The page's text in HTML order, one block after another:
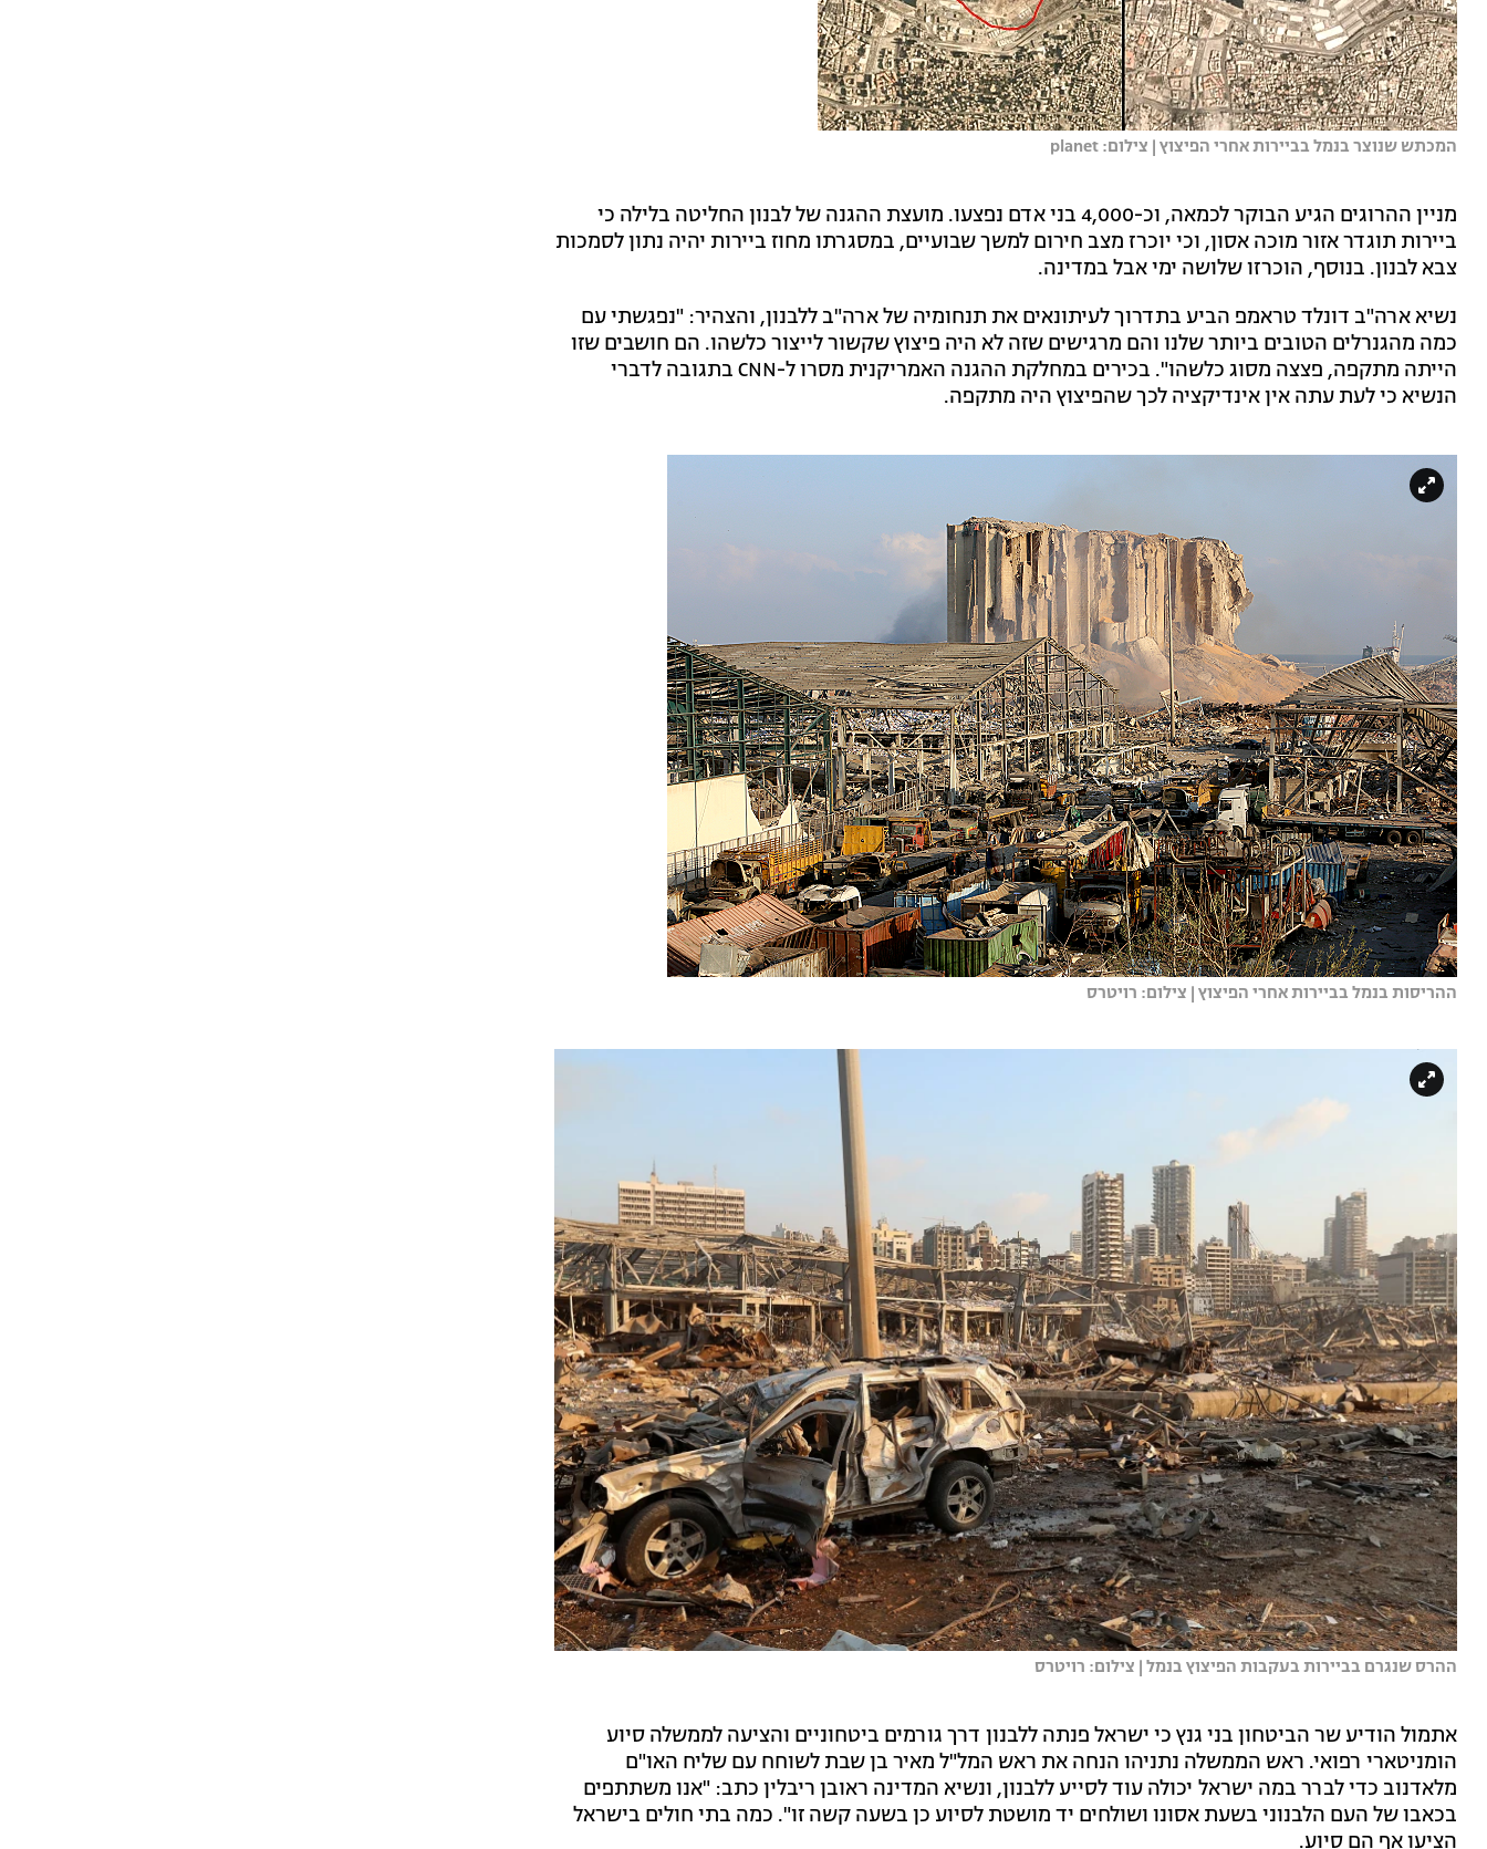
המכתש שנוצר בנמל בביירות אחרי הפיצוץ | צילום: planet
מניין ההרוגים הגיע הבוקר לכמאה, וכ-4,000 בני אדם נפצעו. מועצת ההגנה של לבנון החליטה בלילה כי
ביירות תוגדר אזור מוכה אסון, וכי יוכרז מצב חירום למשך שבועיים, במסגרתו מחוז ביירות יהיה נתון לסמכות
צבא לבנון. בנוסף, הוכרזו שלושה ימי אבל במדינה.
נשיא ארה"ב דונלד טראמפ הביע בתדרוך לעיתונאים את תנחומיה של ארה"ב ללבנון, והצהיר: "נפגשתי עם
כמה מהגנרלים הטובים ביותר שלנו והם מרגישים שזה לא היה פיצוץ שקשור לייצור כלשהו. הם חושבים שזו
הייתה מתקפה, פצצה מסוג כלשהו". בכירים במחלקת ההגנה האמריקנית מסרו ל-CNN בתגובה לדברי
הנשיא כי לעת עתה אין אינדיקציה לכך שהפיצוץ היה מתקפה.
ההריסות בנמל בביירות אחרי הפיצוץ | צילום: רויטרס
ההרס שנגרם בביירות בעקבות הפיצוץ בנמל | צילום: רויטרס
אתמול הודיע שר הביטחון בני גנץ כי ישראל פנתה ללבנון דרך גורמים ביטחוניים והציעה לממשלה סיוע
הומניטארי רפואי. ראש הממשלה נתניהו הנחה את ראש המל"ל מאיר בן שבת לשוחח עם שליח האו"ם
מלאדנוב כדי לברר במה ישראל יכולה עוד לסייע ללבנון, ונשיא המדינה ראובן ריבלין כתב: "אנו משתתפים
בכאבו של העם הלבנוני בשעת אסונו ושולחים יד מושטת לסיוע כן בשעה קשה זו". כמה בתי חולים בישראל
הציעו אף הם סיוע.